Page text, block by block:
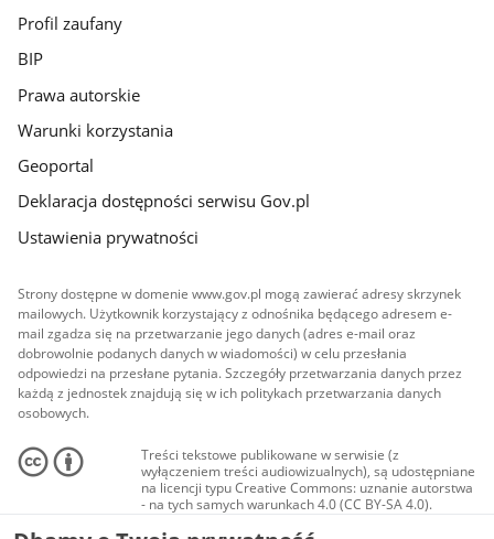
Profil zaufany
BIP
Prawa autorskie
Warunki korzystania
Geoportal
Deklaracja dostępności serwisu Gov.pl
Ustawienia prywatności
Strony dostępne w domenie www.gov.pl mogą zawierać adresy skrzynek
mailowych. Użytkownik korzystający z odnośnika będącego adresem e-
mail zgadza się na przetwarzanie jego danych (adres e-mail oraz
dobrowolnie podanych danych w wiadomości) w celu przesłania
odpowiedzi na przesłane pytania. Szczegóły przetwarzania danych przez
każdą z jednostek znajdują się w ich politykach przetwarzania danych
osobowych.
Treści tekstowe publikowane w serwisie (z
wyłączeniem treści audiowizualnych), są udostępniane
na licencji typu Creative Commons: uznanie autorstwa
- na tych samych warunkach 4.0 (CC BY-SA 4.0).
Materiały audiowizualne, w tym zdjęcia, materiały